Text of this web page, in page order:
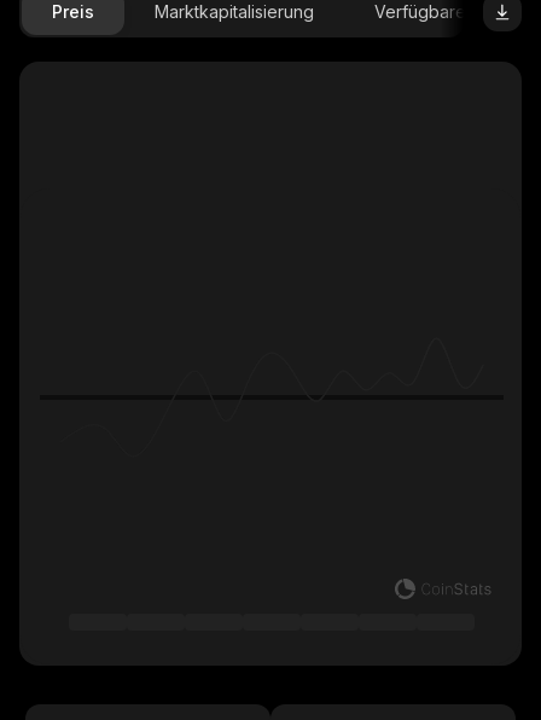
Preis Marktkapitalisierung Verfügbare Menge